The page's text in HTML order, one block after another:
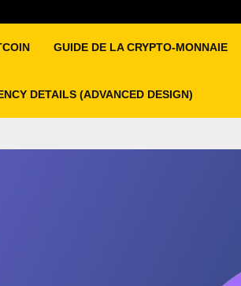
GUIDE DE LA CRYPTO-MONNAIE
DETAILS (ADVANCED DESIGN)